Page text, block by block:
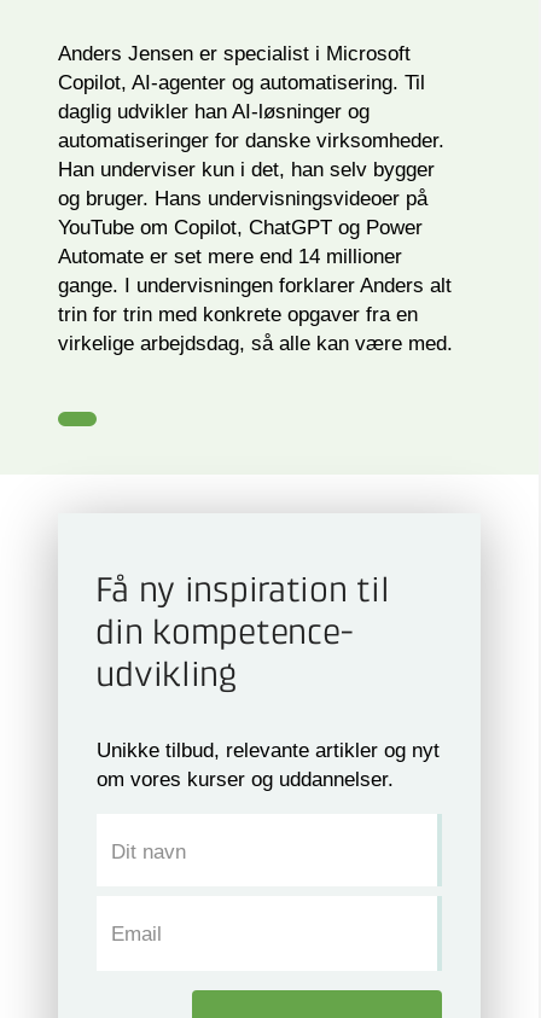
Anders Jensen er specialist i Microsoft
Copilot, AI-agenter og automatisering. Til
daglig udvikler han AI-løsninger og
automatiseringer for danske virksomheder.
Han underviser kun i det, han selv bygger
og bruger. Hans undervisningsvideoer på
YouTube om Copilot, ChatGPT og Power
Automate er set mere end 14 millioner
gange. I undervisningen forklarer Anders alt
trin for trin med konkrete opgaver fra en
virkelige arbejdsdag, så alle kan være med.
Få ny inspiration til
din kompetence­
udvikling
Unikke tilbud, relevante artikler og nyt
om vores kurser og uddannelser.
Dit navn
Email